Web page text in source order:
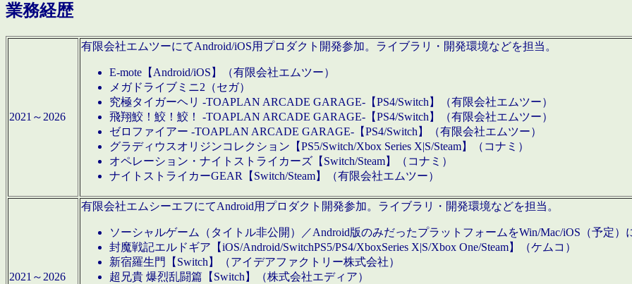
業務経歴
2021～2026
有限会社エムツーにてAndroid/iOS用プロダクト開発参加。ライブラリ・開発環境などを担当。
E-mote【Android/iOS】（有限会社エムツー）
メガドライブミニ2（セガ）
究極タイガーヘリ -TOAPLAN ARCADE GARAGE-【PS4/Switch】（有限会社エムツー）
飛翔鮫！鮫！鮫！ -TOAPLAN ARCADE GARAGE-【PS4/Switch】（有限会社エムツー）
ゼロファイアー -TOAPLAN ARCADE GARAGE-【PS4/Switch】（有限会社エムツー）
グラディウスオリジンコレクション【PS5/Switch/Xbox Series X|S/Steam】（コナミ）
オペレーション・ナイトストライカーズ【Switch/Steam】（コナミ）
ナイトストライカーGEAR【Switch/Steam】（有限会社エムツー）
2021～2026
有限会社エムシーエフにてAndroid用プロダクト開発参加。ライブラリ・開発環境などを担当。
ソーシャルゲーム（タイトル非公開）／Android版のみだったプラットフォームをWin/Mac/iOS（予定）
封魔戦記エルドギア【iOS/Android/SwitchPS5/PS4/XboxSeries X|S/Xbox One/Steam】（ケムコ）
新宿羅生門【Switch】（アイデアファクトリー株式会社）
超兄貴 爆烈乱闘篇【Switch】（株式会社エディア）